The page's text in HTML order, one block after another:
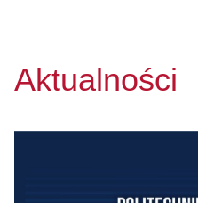
Aktualności